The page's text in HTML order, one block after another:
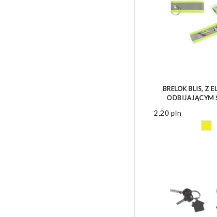
BRELOK BLIS, Z
ODBIJAJĄCYM
2,20 pln